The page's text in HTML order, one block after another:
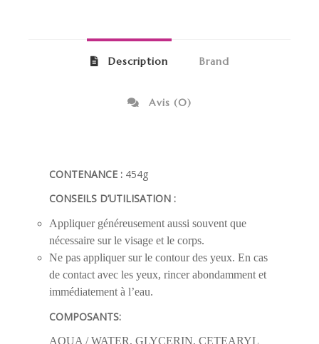
Description Brand
Avis (0)
CONTENANCE : 454g
CONSEILS D’UTILISATION :
Appliquer généreusement aussi souvent que
nécessaire sur le visage et le corps.
Ne pas appliquer sur le contour des yeux. En cas
de contact avec les yeux, rincer abondamment et
immédiatement à l’eau.
COMPOSANTS:
AQUA / WATER, GLYCERIN, CETEARYL